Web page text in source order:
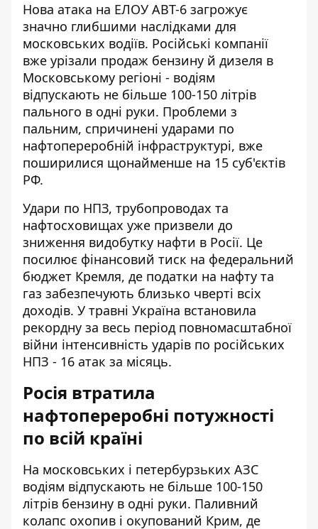
Нова атака на ЕЛОУ АВТ-6 загрожує
значно глибшими наслідками для
московських водіїв. Російські компанії
вже урізали продаж бензину й дизеля в
Московському регіоні - водіям
відпускають не більше 100-150 літрів
пального в одні руки. Проблеми з
пальним, спричинені ударами по
нафтопереробній інфраструктурі, вже
поширилися щонайменше на 15 суб'єктів
РФ.
Удари по НПЗ, трубопроводах та
нафтосховищах уже призвели до
зниження видобутку нафти в Росії. Це
посилює фінансовий тиск на федеральний
бюджет Кремля, де податки на нафту та
газ забезпечують близько чверті всіх
доходів. У травні Україна встановила
рекордну за весь період повномасштабної
війни інтенсивність ударів по російських
НПЗ - 16 атак за місяць.
Росія втратила
нафтопереробні потужності
по всій країні
На московських і петербурзьких АЗС
водіям відпускають не більше 100-150
літрів бензину в одні руки. Паливний
колапс охопив і окупований Крим, де